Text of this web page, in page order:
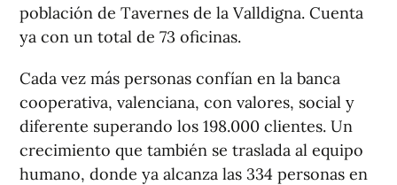
población de Tavernes de la Valldigna. Cuenta
ya con un total de 73 oficinas.
Cada vez más personas confían en la banca
cooperativa, valenciana, con valores, social y
diferente superando los 198.000 clientes. Un
crecimiento que también se traslada al equipo
humano, donde ya alcanza las 334 personas en